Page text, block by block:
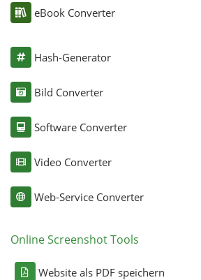
eBook Converter
Hash-Generator
Bild Converter
Software Converter
Video Converter
Web-Service Converter
Online Screenshot Tools
Website als PDF speichern